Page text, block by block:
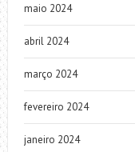
maio 2024
abril 2024
março 2024
fevereiro 2024
janeiro 2024